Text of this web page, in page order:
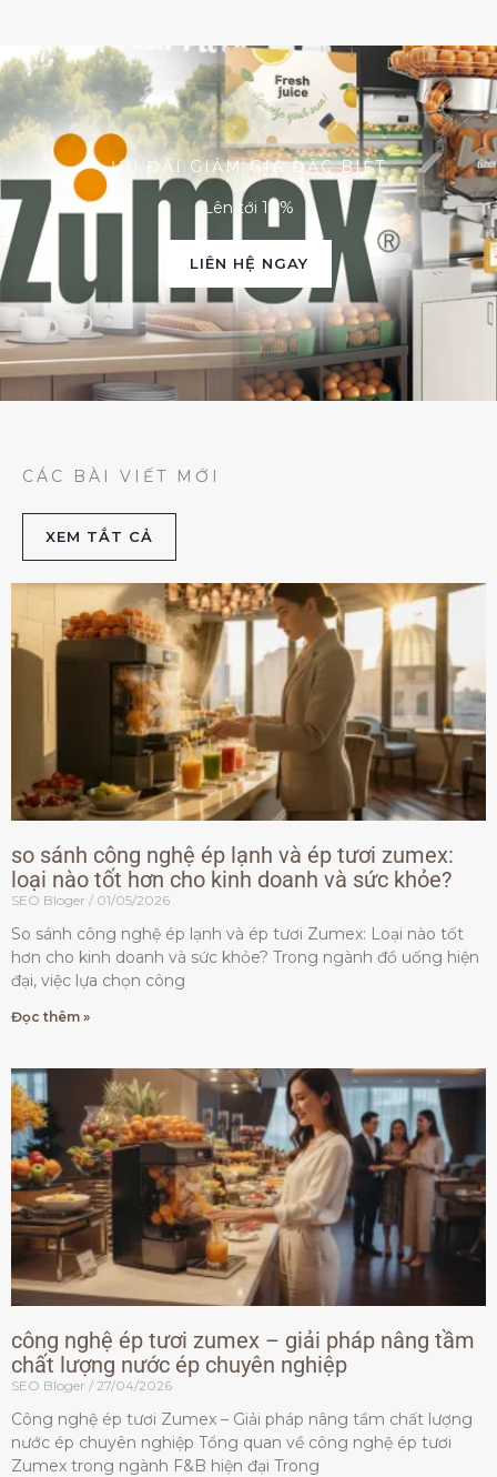
ƯU ĐÃI GIẢM GIÁ ĐẶC BIỆT
Lên tới 10%
LIÊN HỆ NGAY
CÁC BÀI VIẾT MỚI
XEM TẮT CẢ
so sánh công nghệ ép lạnh và ép tươi zumex:
loại nào tốt hơn cho kinh doanh và sức khỏe?
SEO Bloger 01/05/2026
So sánh công nghệ ép lạnh và ép tươi Zumex: Loại nào tốt
hơn cho kinh doanh và sức khỏe? Trong ngành đồ uống hiện
đại, việc lựa chọn công
Đọc thêm »
công nghệ ép tươi zumex – giải pháp nâng tầm
chất lượng nước ép chuyên nghiệp
SEO Bloger 27/04/2026
Công nghệ ép tươi Zumex – Giải pháp nâng tầm chất lượng
nước ép chuyên nghiệp Tổng quan về công nghệ ép tươi
Zumex trong ngành F&B hiện đại Trong